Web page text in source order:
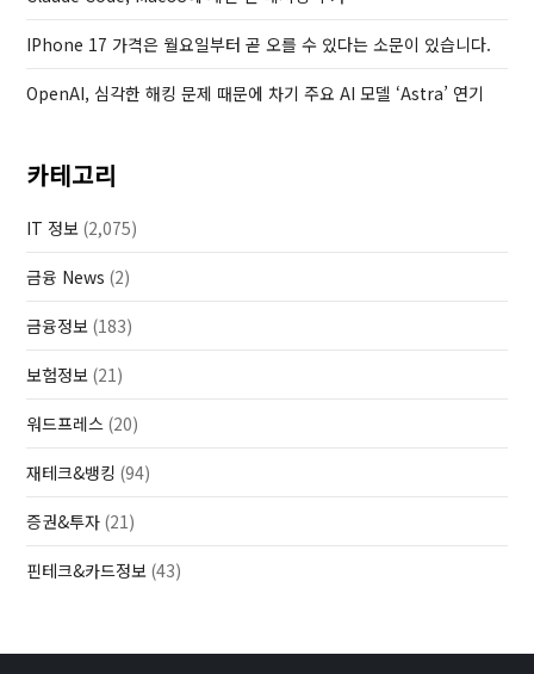
심
되
는
면)
IPhone 17 가격은 월요일부터 곧 오를 수 있다는 소문이 있습니다.
OpenAI, 심각한 해킹 문제 때문에 차기 주요 AI 모델 ‘Astra’ 연기
카테고리
IT 정보 (2,075)
금융 News (2)
금융정보 (183)
보험정보 (21)
워드프레스 (20)
재테크&뱅킹 (94)
증권&투자 (21)
핀테크&카드정보 (43)